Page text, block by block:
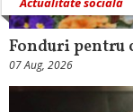
Fonduri pentru
07 Aug, 2026